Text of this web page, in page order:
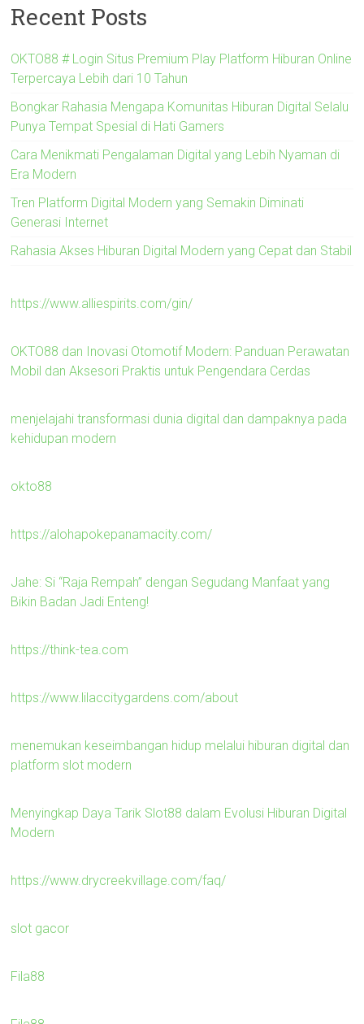
Recent Posts
OKTO88 # Login Situs Premium Play Platform Hiburan Online
Terpercaya Lebih dari 10 Tahun
Bongkar Rahasia Mengapa Komunitas Hiburan Digital Selalu
Punya Tempat Spesial di Hati Gamers
Cara Menikmati Pengalaman Digital yang Lebih Nyaman di
Era Modern
Tren Platform Digital Modern yang Semakin Diminati
Generasi Internet
Rahasia Akses Hiburan Digital Modern yang Cepat dan Stabil
https://www.alliespirits.com/gin/
OKTO88 dan Inovasi Otomotif Modern: Panduan Perawatan
Mobil dan Aksesori Praktis untuk Pengendara Cerdas
menjelajahi transformasi dunia digital dan dampaknya pada
kehidupan modern
okto88
https://alohapokepanamacity.com/
Jahe: Si “Raja Rempah” dengan Segudang Manfaat yang
Bikin Badan Jadi Enteng!
https://think-tea.com
https://www.lilaccitygardens.com/about
menemukan keseimbangan hidup melalui hiburan digital dan
platform slot modern
Menyingkap Daya Tarik Slot88 dalam Evolusi Hiburan Digital
Modern
https://www.drycreekvillage.com/faq/
slot gacor
Fila88